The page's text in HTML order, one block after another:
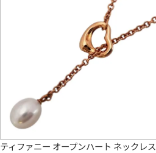
ティファニー オープンハート ネックレス